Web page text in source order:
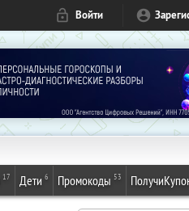
Войти
17 Дети 6 Промокоды 53